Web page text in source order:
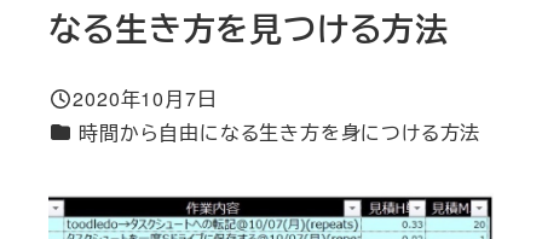
なる生き方を見つける方法
投稿日
2020年10月7日
カテゴリー
時間から自由になる生き方を身につける方法